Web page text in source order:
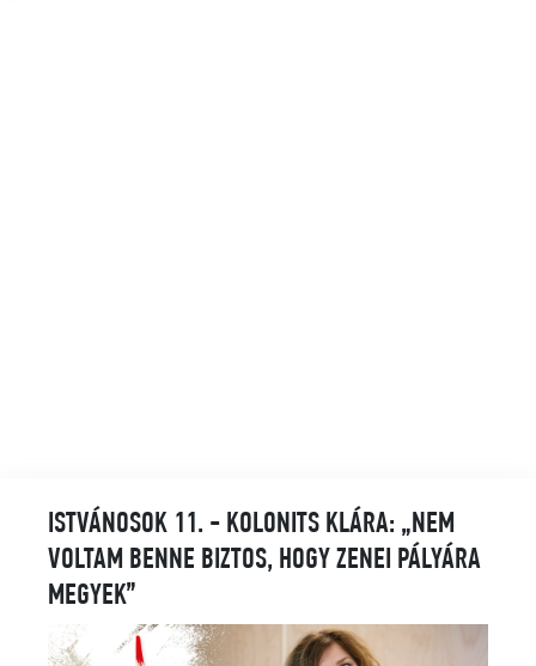
ISTVÁNOSOK 11. - KOLONITS KLÁRA: „NEM
VOLTAM BENNE BIZTOS, HOGY ZENEI PÁLYÁRA
MEGYEK”